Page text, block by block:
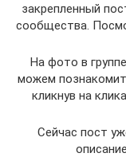
закрепленный
сообщества.
На фото в
можем
кликнув на
Сейчас пост